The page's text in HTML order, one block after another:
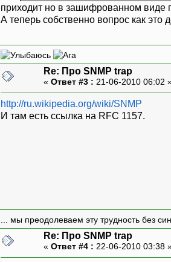
приходит но в зашифрованном виде
А теперь собственно вопрос как
Re: Про SNMP trap
« Ответ #3 : 21-06-2010 06:02
http://ru.wikipedia.org/wiki/SNMP
И там есть ссылка на RFC 1157.
... мы преодолеваем эту трудность без
Re: Про SNMP trap
« Ответ #4 : 22-06-2010 03:38